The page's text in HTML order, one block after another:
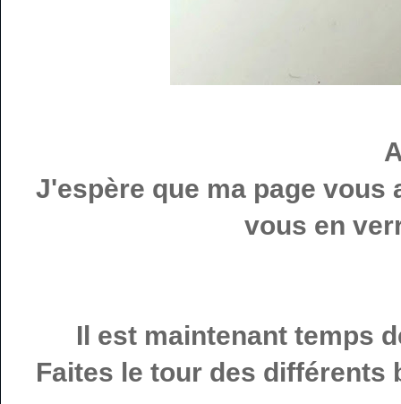
J'espère que ma page vous
vous en
Il est maintenant temps
Faites le tour des différents